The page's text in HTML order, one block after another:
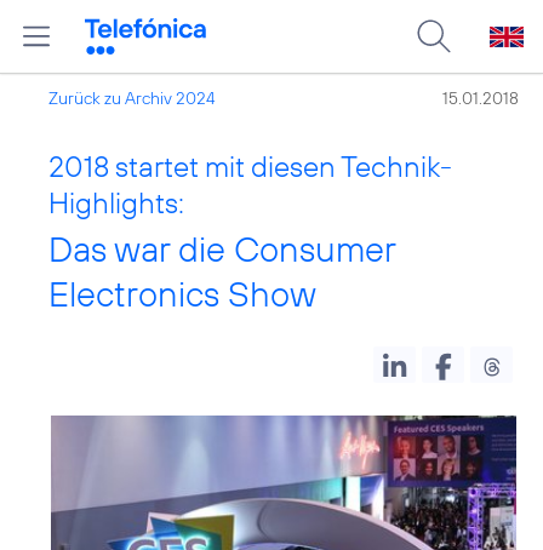
Zurück zu Archiv 2024 15.01.2018
2018 startet mit diesen Technik-
Highlights:
Das war die Consumer
Electronics Show